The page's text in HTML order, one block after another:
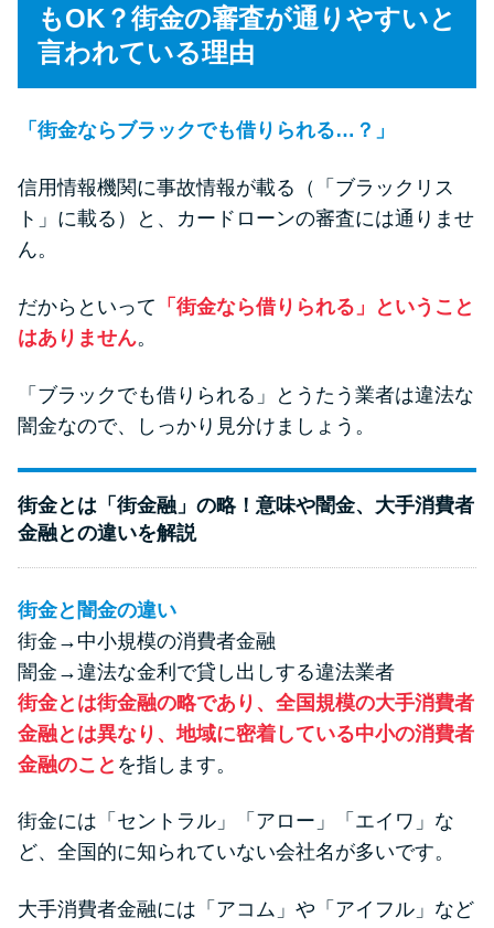
未成年でもお金を借りられる？
学生がお金を借りる方法は？親
へのバレにくさや将来への影響
を解説
ソフト闇金とは？悪質な手口に
090金融（闇金）からお金を借り
てはいけない理由と借りた場合
申し込みブラックとは?判断の目
ブラックでもお金を借りるに
は？3つの判断基準と工面法
アコムはブラックでも審査に通
る？ 自分がブラックか確かめる
方法
アコムとレイクどっちがいい
底解説！
もOK？街金の審査が通りやすいと
言われている理由
「街金ならブラックでも借りられる…？」
信用情報機関に事故情報が載る（「ブラックリス
ト」に載る）と、カードローンの審査には通りませ
ん。
だからといって 「街金なら借りられる」ということ
はありません。
「ブラックでも借りられる」とうたう業者は違法な
闇金なので、しっかり見分けましょう。
街金とは「街金融」の略！意味や闇金、大手消費者
金融との違いを解説
街金と闇金の違い
街金→中小規模の消費者金融
闇金→違法な金利で貸し出しする違法業者
街金とは街金融の略であり、全国規模の大手消費者
金融とは異なり、地域に密着している中小の消費者
金融のこと を指します。
街金には「セントラル」「アロー」「エイワ」な
ど、全国的に知られていない会社名が多いです。
大手消費者金融には「アコム」や「アイフル」など